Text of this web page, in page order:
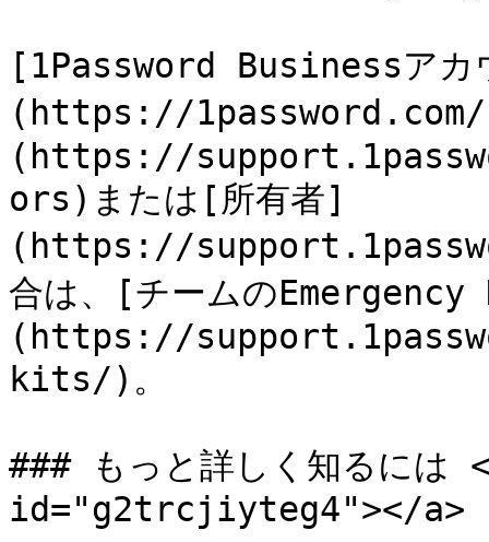
[1Password Businessアカ
(https://
(https://
ors)または[所有者]
(https://
合は、[チームの
(https://
kits/)。
### もっと詳しく知るに
id="g2trcjiyteg4"></a>